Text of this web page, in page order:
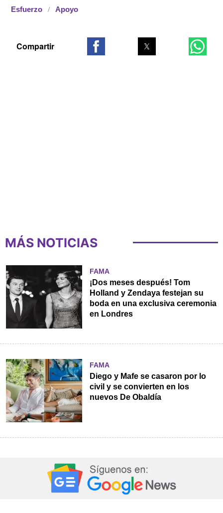
Esfuerzo Apoyo
MÁS NOTICIAS
FAMA
¡Dos meses después! Tom
Holland y Zendaya festejan su
boda en una exclusiva ceremonia
en Londres
FAMA
Diego y Mafe se casaron por lo
civil y se convierten en los
nuevos De Obaldía